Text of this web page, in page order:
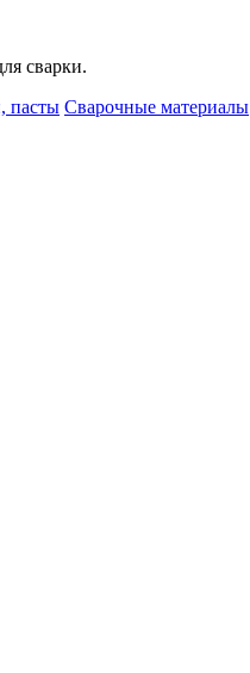
сварки.
пасты Сварочные материалы